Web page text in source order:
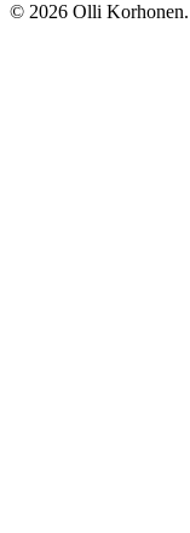
© 2026 Olli Korhonen.